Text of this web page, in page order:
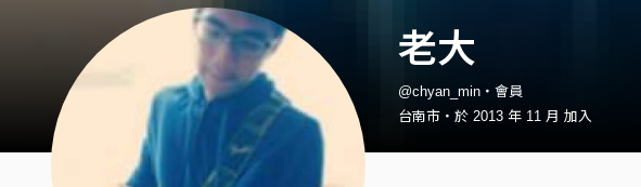
老大
@chyan_min・會員
台南市・於 2013 年 11 月 加入